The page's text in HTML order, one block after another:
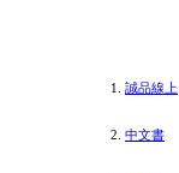
誠品線上
中文書